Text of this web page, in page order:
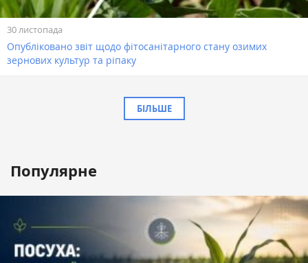
30 листопада
Опубліковано звіт щодо фітосанітарного стану озимих
зернових культур та ріпаку
БІЛЬШЕ
Популярне